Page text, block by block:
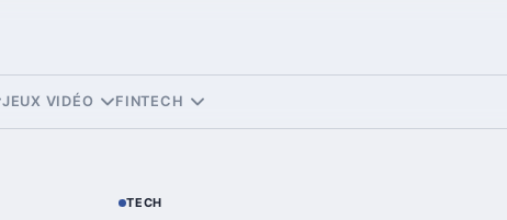
JEUX VIDÉO FINTECH
TECH